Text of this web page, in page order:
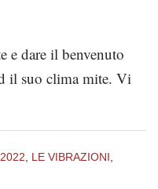
e dare il benvenuto
il suo clima mite. Vi
LE VIBRAZIONI